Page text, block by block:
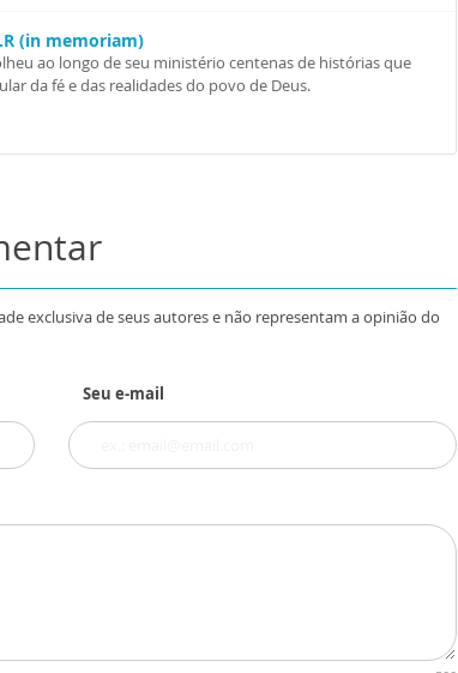
(in memoriam)
ao longo de seu ministério centenas de histórias que
da fé e das realidades do povo de Deus.
exclusiva de seus autores e não representam a opinião do
Seu e-mail